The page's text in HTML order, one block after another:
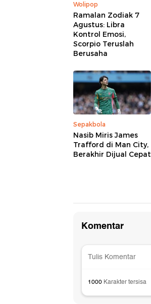
Wolipop
Ramalan Zodiak 7
Agustus: Libra
Kontrol Emosi,
Scorpio Teruslah
Berusaha
Sepakbola
Nasib Miris James
Trafford di Man City,
Berakhir Dijual Cepat